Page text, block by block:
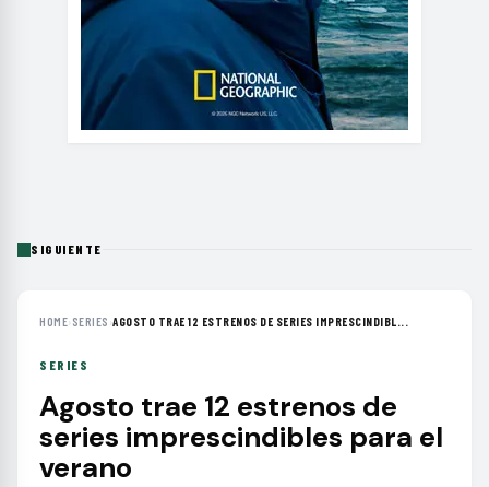
SIGUIENTE
HOME› SERIES ›AGOSTO TRAE 12 ESTRENOS DE SERIES IMPRESCINDIBL...
SERIES
Agosto trae 12 estrenos de
series imprescindibles para el
verano